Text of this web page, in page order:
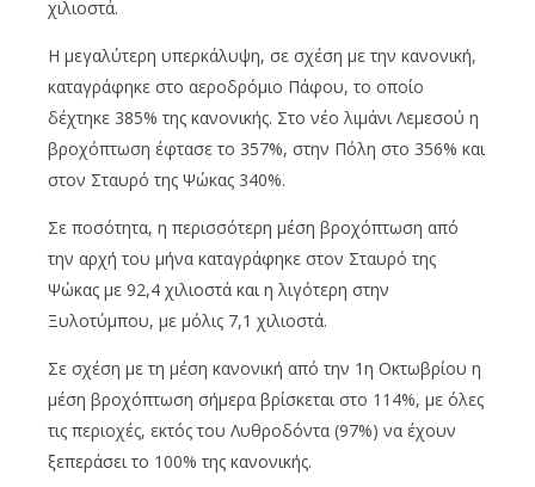
χιλιοστά.
Η μεγαλύτερη υπερκάλυψη, σε σχέση με την κανονική,
καταγράφηκε στο αεροδρόμιο Πάφου, το οποίο
δέχτηκε 385% της κανονικής. Στο νέο λιμάνι Λεμεσού η
βροχόπτωση έφτασε το 357%, στην Πόλη στο 356% και
στον Σταυρό της Ψώκας 340%.
Σε ποσότητα, η περισσότερη μέση βροχόπτωση από
την αρχή του μήνα καταγράφηκε στον Σταυρό της
Ψώκας με 92,4 χιλιοστά και η λιγότερη στην
Ξυλοτύμπου, με μόλις 7,1 χιλιοστά.
Σε σχέση με τη μέση κανονική από την 1η Οκτωβρίου η
μέση βροχόπτωση σήμερα βρίσκεται στο 114%, με όλες
τις περιοχές, εκτός του Λυθροδόντα (97%) να έχουν
ξεπεράσει το 100% της κανονικής.